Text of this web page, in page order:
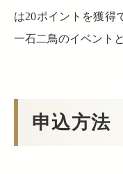
は20ポイントを獲得
一石二鳥のイベント
申込方法